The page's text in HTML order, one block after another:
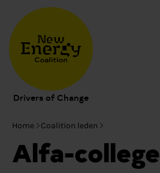
Drivers of Change
Home Coalition leden
Alfa-college